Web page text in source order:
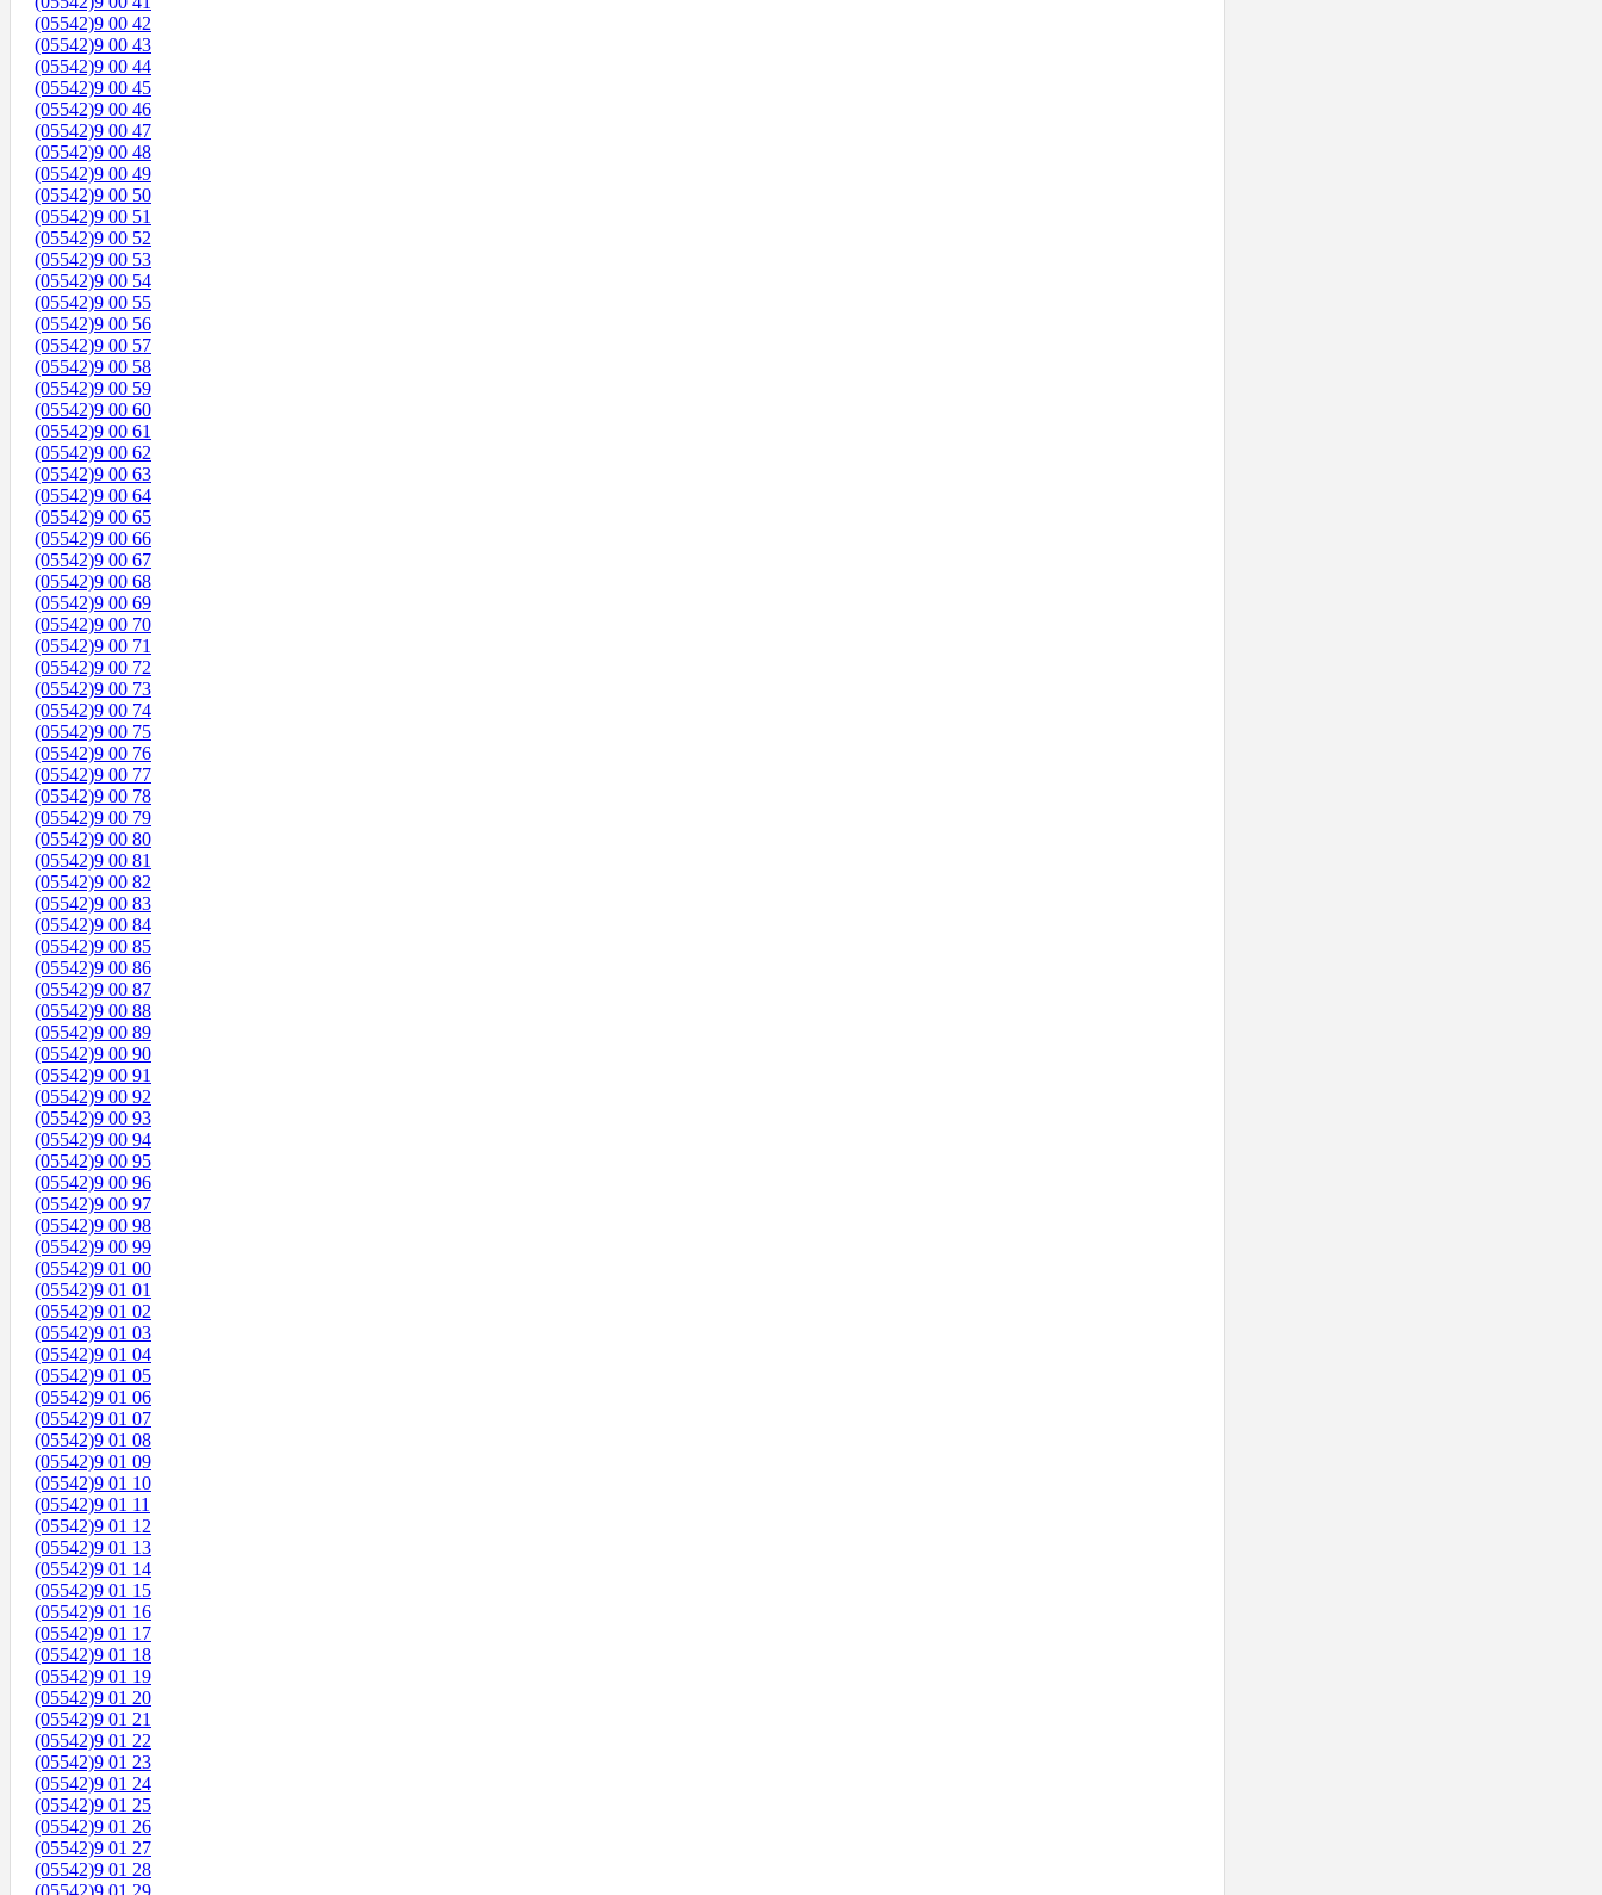
(05542)9 00 42
(05542)9 00 43
(05542)9 00 44
(05542)9 00 45
(05542)9 00 46
(05542)9 00 47
(05542)9 00 48
(05542)9 00 49
(05542)9 00 50
(05542)9 00 51
(05542)9 00 52
(05542)9 00 53
(05542)9 00 54
(05542)9 00 55
(05542)9 00 56
(05542)9 00 57
(05542)9 00 58
(05542)9 00 59
(05542)9 00 60
(05542)9 00 61
(05542)9 00 62
(05542)9 00 63
(05542)9 00 64
(05542)9 00 65
(05542)9 00 66
(05542)9 00 67
(05542)9 00 68
(05542)9 00 69
(05542)9 00 70
(05542)9 00 71
(05542)9 00 72
(05542)9 00 73
(05542)9 00 74
(05542)9 00 75
(05542)9 00 76
(05542)9 00 77
(05542)9 00 78
(05542)9 00 79
(05542)9 00 80
(05542)9 00 81
(05542)9 00 82
(05542)9 00 83
(05542)9 00 84
(05542)9 00 85
(05542)9 00 86
(05542)9 00 87
(05542)9 00 88
(05542)9 00 89
(05542)9 00 90
(05542)9 00 91
(05542)9 00 92
(05542)9 00 93
(05542)9 00 94
(05542)9 00 95
(05542)9 00 96
(05542)9 00 97
(05542)9 00 98
(05542)9 00 99
(05542)9 01 00
(05542)9 01 01
(05542)9 01 02
(05542)9 01 03
(05542)9 01 04
(05542)9 01 05
(05542)9 01 06
(05542)9 01 07
(05542)9 01 08
(05542)9 01 09
(05542)9 01 10
(05542)9 01 11
(05542)9 01 12
(05542)9 01 13
(05542)9 01 14
(05542)9 01 15
(05542)9 01 16
(05542)9 01 17
(05542)9 01 18
(05542)9 01 19
(05542)9 01 20
(05542)9 01 21
(05542)9 01 22
(05542)9 01 23
(05542)9 01 24
(05542)9 01 25
(05542)9 01 26
(05542)9 01 27
(05542)9 01 28
(05542)9 01 29